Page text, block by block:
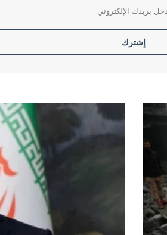
الخارجية
الإيراني: